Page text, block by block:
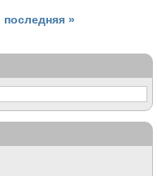
последняя »